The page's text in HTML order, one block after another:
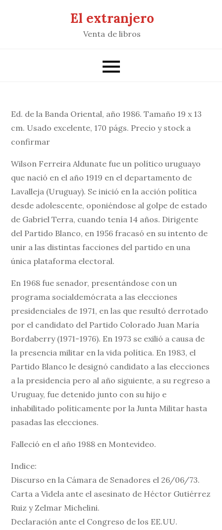
El extranjero
Venta de libros
Ed. de la Banda Oriental, año 1986. Tamaño 19 x 13
cm. Usado excelente, 170 págs. Precio y stock a
confirmar
Wilson Ferreira Aldunate fue un político uruguayo
que nació en el año 1919 en el departamento de
Lavalleja (Uruguay). Se inició en la acción política
desde adolescente, oponiéndose al golpe de estado
de Gabriel Terra, cuando tenía 14 años. Dirigente
del Partido Blanco, en 1956 fracasó en su intento de
unir a las distintas facciones del partido en una
única plataforma electoral.
En 1968 fue senador, presentándose con un
programa socialdemócrata a las elecciones
presidenciales de 1971, en las que resultó derrotado
por el candidato del Partido Colorado Juan María
Bordaberry (1971-1976). En 1973 se exilió a causa de
la presencia militar en la vida política. En 1983, el
Partido Blanco le designó candidato a las elecciones
a la presidencia pero al año siguiente, a su regreso a
Uruguay, fue detenido junto con su hijo e
inhabilitado políticamente por la Junta Militar hasta
pasadas las elecciones.
Falleció en el año 1988 en Montevideo.
Indice:
Discurso en la Cámara de Senadores el 26/06/73.
Carta a Videla ante el asesinato de Héctor Gutiérrez
Ruiz y Zelmar Michelini.
Declaración ante el Congreso de los EE.UU.